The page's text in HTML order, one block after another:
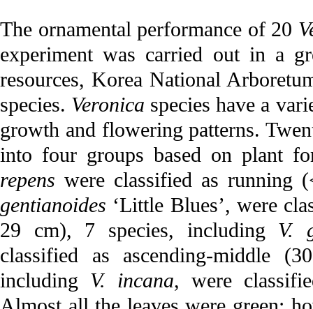
The ornamental performance of 20
experiment was carried out in a
resources, Korea National
species. Veronica species have a
growth and flowering patterns.
into four groups based on plant
repens were classified as running
gentianoides ‘Little Blues’, were
29 cm), 7 species, including V.
classified as ascending-middle
including V. incana, were